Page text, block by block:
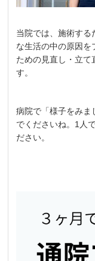
当院では、施術する
な生活の中の原因
ための見直し・立て
す。
病院で「様子をみま
でくださいね。1人
ださい。